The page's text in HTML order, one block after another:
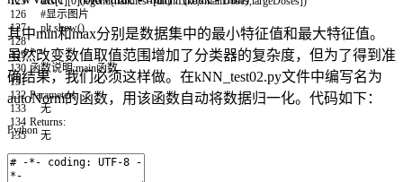
126
127
128
129
130
131
132
133
134
135
#显示图片
plt.show()
"""
函数说明:main函数
Parameters:
无
Returns:
无
Modify:
其中min和max分别是数据集中的最小特征值和最大特征值。
虽然改变数值取值范围增加了分类器的复杂度，但为了得到准
确结果，我们必须这样做。在kNN_test02.py文件中编写名为
autoNorm的函数，用该函数自动将数据归一化。代码如下：
Python